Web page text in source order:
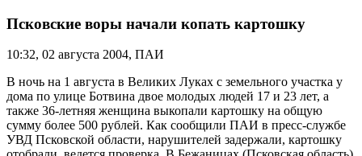
Псковские воры начали копать картошку
10:32, 02 августа 2004, ПАИ
В ночь на 1 августа в Великих Луках с земельного участка у
дома по улице Ботвина двое молодых людей 17 и 23 лет, а
также 36-летняя женщина выкопали картошку на общую
сумму более 500 рублей. Как сообщили ПАИ в пресс-службе
УВД Псковской области, нарушителей задержали, картошку